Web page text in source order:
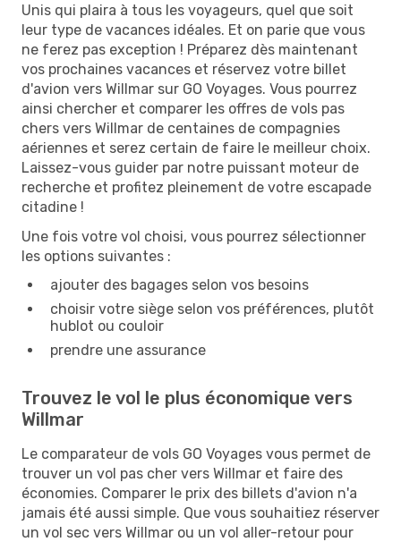
Unis qui plaira à tous les voyageurs, quel que soit
leur type de vacances idéales. Et on parie que vous
ne ferez pas exception ! Préparez dès maintenant
vos prochaines vacances et réservez votre billet
d'avion vers Willmar sur GO Voyages. Vous pourrez
ainsi chercher et comparer les offres de vols pas
chers vers Willmar de centaines de compagnies
aériennes et serez certain de faire le meilleur choix.
Laissez-vous guider par notre puissant moteur de
recherche et profitez pleinement de votre escapade
citadine !
Une fois votre vol choisi, vous pourrez sélectionner
les options suivantes :
ajouter des bagages selon vos besoins
choisir votre siège selon vos préférences, plutôt
hublot ou couloir
prendre une assurance
Trouvez le vol le plus économique vers
Willmar
Le comparateur de vols GO Voyages vous permet de
trouver un vol pas cher vers Willmar et faire des
économies. Comparer le prix des billets d'avion n'a
jamais été aussi simple. Que vous souhaitiez réserver
un vol sec vers Willmar ou un vol aller-retour pour